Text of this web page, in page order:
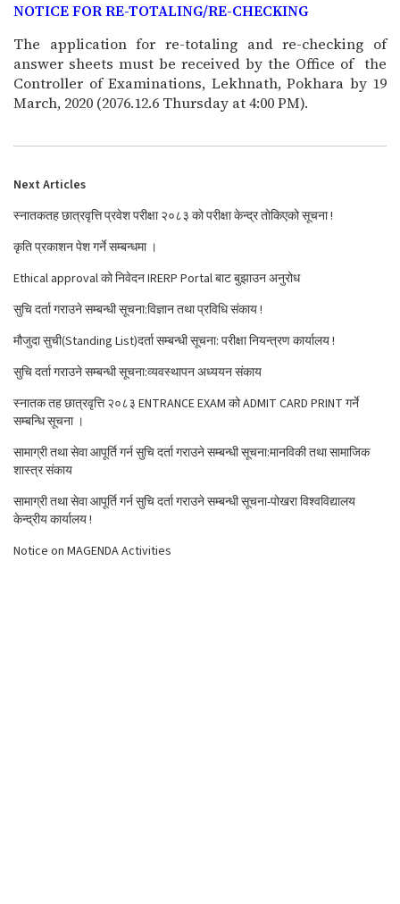
NOTICE FOR RE-TOTALING/RE-CHECKING
The application for re-totaling and re-checking of
answer sheets must be received by the Office of the
Controller of Examinations, Lekhnath, Pokhara by 19
March, 2020 (2076.12.6 Thursday at 4:00 PM).
Next Articles
स्नातकतह छात्रवृत्ति प्रवेश परीक्षा २०८३ को परीक्षा केन्द्र तोकिएको सूचना !
कृति प्रकाशन पेश गर्ने सम्बन्धमा ।
Ethical approval को निवेदन IRERP Portal बाट बुझाउन अनुरोध
सुचि दर्ता गराउने सम्बन्धी सूचना:विज्ञान तथा प्रविधि संकाय !
मौजुदा सुची(Standing List)दर्ता सम्बन्धी सूचना: परीक्षा नियन्त्रण कार्यालय !
सुचि दर्ता गराउने सम्बन्धी सूचना:व्यवस्थापन अध्ययन संकाय
स्नातक तह छात्रवृत्ति २०८३ ENTRANCE EXAM को ADMIT CARD PRINT गर्ने
सम्बन्धि सूचना ।
सामाग्री तथा सेवा आपूर्ति गर्न सुचि दर्ता गराउने सम्बन्धी सूचना:मानविकी तथा सामाजिक
शास्त्र संकाय
सामाग्री तथा सेवा आपूर्ति गर्न सुचि दर्ता गराउने सम्बन्धी सूचना-पोखरा विश्वविद्यालय
केन्द्रीय कार्यालय !
Notice on MAGENDA Activities